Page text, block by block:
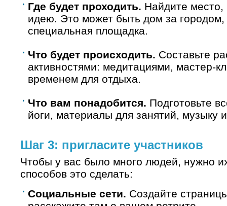
Где будет проходить. Найдите место,
идею. Это может быть дом за городом,
специальная площадка.
Что будет происходить. Составьте
активностями: медитациями, мастер-
временем для отдыха.
Что вам понадобится. Подготовьте
йоги, материалы для занятий, музыку
Шаг 3: пригласите участников
Чтобы у вас было много людей, нужно
способов это сделать:
Социальные сети. Создайте